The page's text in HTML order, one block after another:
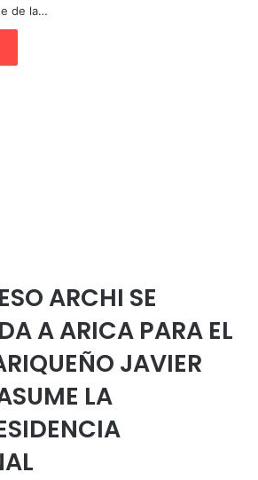
de la…
ARCHI SE
A ARICA PARA EL
JAVIER
LA